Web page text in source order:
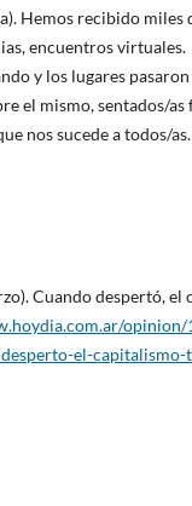
Hemos recibido miles
encuentros virtuales.
y los lugares
el mismo, sentados/
nos sucede a todos/as.
Cuando despertó,
el-